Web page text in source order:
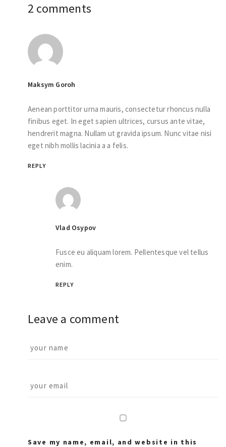
2 comments
Maksym Goroh
REPLY
Aenean porttitor urna mauris, consectetur rhoncus nulla
finibus eget. In eget sapien ultrices, cursus ante vitae,
hendrerit magna. Nullam ut gravida ipsum. Nunc vitae nisi
eget nibh mollis lacinia a a felis.
Vlad Osypov
REPLY
Fusce eu aliquam lorem. Pellentesque vel tellus
enim.
Leave a comment
Save my name, email, and website in this